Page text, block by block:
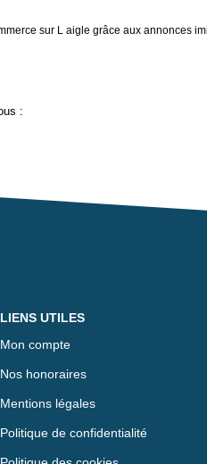
sur L aigle grâce aux annonces
:
LIENS UTILES
Mon compte
Nos honoraires
Mentions légales
Politique de confidentialité